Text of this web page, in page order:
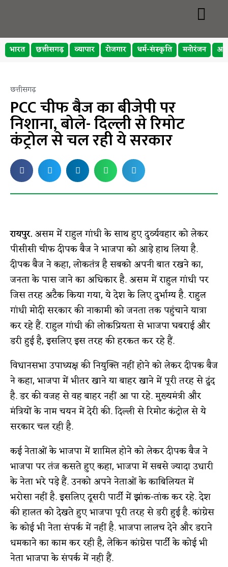
भारत छत्तीसगढ़ व्यापार रोजगार धर्म-संस्कृति मनोरंजन
छत्तीसगढ़
PCC चीफ बैज का बीजेपी पर
निशाना, बोले- दिल्ली से रिमोट
कंट्रोल से चल रही ये सरकार
रायपुर.असम में राहुल गांधी के साथ हुए दुर्व्यवहार को लेकर
पीसीसी चीफ दीपक बैज ने भाजपा को आड़े हाथ लिया है.
दीपक बैज ने कहा, लोकतंत्र है सबको अपनी बात रखने का,
जनता के पास जाने का अधिकार है. असम में राहुल गांधी पर
जिस तरह अटैक किया गया, ये देश के लिए दुर्भाग्य है. राहुल
गांधी मोदी सरकार की नाकामी को जनता तक पहुंचाने यात्रा
कर रहे हैं. राहुल गांधी की लोकप्रियता से भाजपा घबराई और
डरी हुई है, इसलिए इस तरह की हरकत कर रहे हैं.
विधानसभा उपाध्यक्ष की नियुक्ति नहीं होने को लेकर दीपक बैज
ने कहा, भाजपा में भीतर खाने या बाहर खाने में पूरी तरह से द्वंद
है. डर की वजह से वह बाहर नहीं आ पा रहे. मुख्यमंत्री और
मंत्रियों के नाम चयन में देरी की. दिल्ली से रिमोट कंट्रोल से ये
सरकार चल रही है.
कई नेताओं के भाजपा में शामिल होने को लेकर दीपक बैज ने
भाजपा पर तंज कसते हुए कहा, भाजपा में सबसे ज्यादा उधारी
के नेता भरे पड़े हैं. उनको अपने नेताओं के काबिलियत में
भरोसा नहीं है. इसलिए दूसरी पार्टी में झांक-तांक कर रहे. देश
की हालत को देखते हुए भाजपा पूरी तरह से डरी हुई है. कांग्रेस
के कोई भी नेता संपर्क में नहीं है. भाजपा लालच देने और डराने
धमकाने का काम कर रही है, लेकिन कांग्रेस पार्टी के कोई भी
नेता भाजपा के संपर्क में नही हैं.